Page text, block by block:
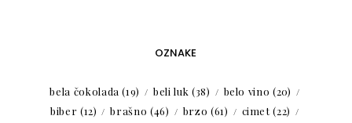
OZNAKE
bela čokolada (19) beli luk (38) belo vino (20)
biber (12) brašno (46) brzo (61) cimet(22)